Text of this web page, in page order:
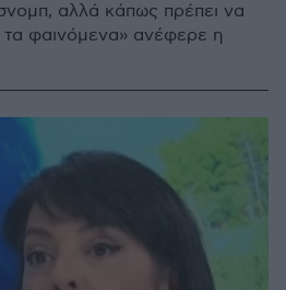
αλλά κάπως πρέπει να
τα φαινόμενα» ανέφερε η